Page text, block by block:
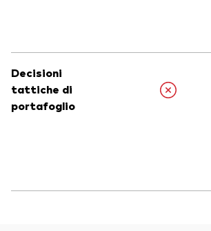
Decisioni
tattiche di
portafoglio